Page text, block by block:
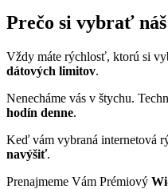
Prečo si vybrať
Vždy máte rýchlosť, ktorú si
dátových limitov.
Nenecháme vás v štychu.
hodín denne.
Keď vám vybraná internetová
navýšiť.
Prenajmeme Vám Prémiový